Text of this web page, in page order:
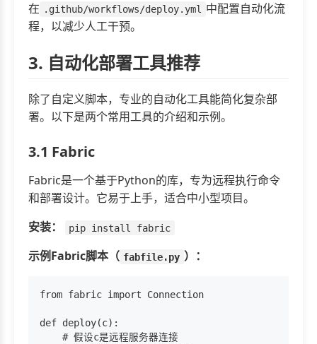
在 .github/workflows/deploy.yml
中配置自动化流
程，以减少人工干预。
3. 自动化部署工具推荐
除了自定义脚本，专业的自动化工具能简化复杂部
署。以下是两个常用工具的介绍和示例。
3.1 Fabric
Fabric是一个基于Python的库，专为远程执行命令
和部署设计。它易于上手，适合中小型项目。
安装：
pip install fabric
示例Fabric脚本（ fabfile.py ）：
from fabric import Connection
def deploy(c):
    # 假设c是远程服务器连接